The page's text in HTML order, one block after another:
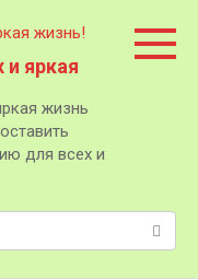
и яркая
жизнь
для всех и